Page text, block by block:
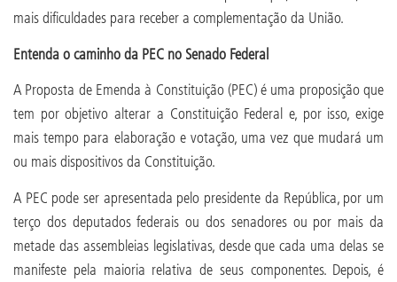
mais dificuldades para receber a complementação da União.
Entenda o caminho da PEC no Senado Federal
A Proposta de Emenda à Constituição (PEC) é uma proposição que
tem por objetivo alterar a Constituição Federal e, por isso, exige
mais tempo para elaboração e votação, uma vez que mudará um
ou mais dispositivos da Constituição.
A PEC pode ser apresentada pelo presidente da República, por um
terço dos deputados federais ou dos senadores ou por mais da
metade das assembleias legislativas, desde que cada uma delas se
manifeste pela maioria relativa de seus componentes. Depois, é